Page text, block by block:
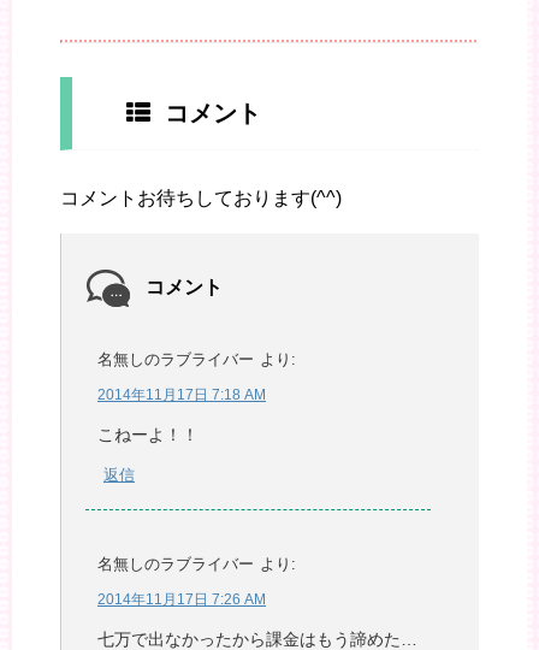
コメント
コメントお待ちしております(^^)
コメント
名無しのラブライバー より:
2014年11月17日 7:18 AM
こねーよ！！
返信
名無しのラブライバー より:
2014年11月17日 7:26 AM
七万で出なかったから課金はもう諦めた…